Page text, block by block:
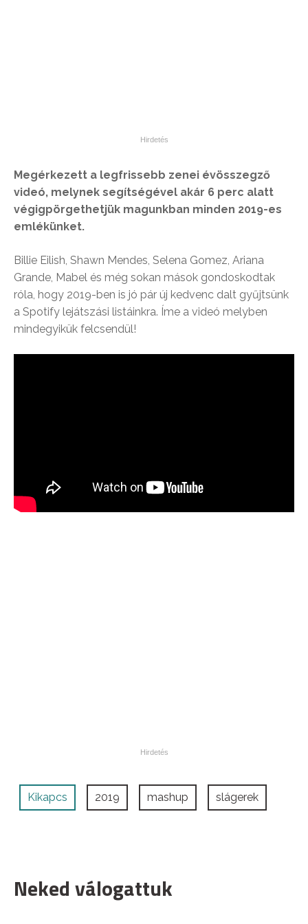
Megérkezett a legfrissebb zenei évösszegző
videó, melynek segítségével akár 6 perc alatt
végigpörgethetjük magunkban minden 2019-es
emlékünket.
Billie Eilish, Shawn Mendes, Selena Gomez, Ariana
Grande, Mabel és még sokan mások gondoskodtak
róla, hogy 2019-ben is jó pár új kedvenc dalt gyűjtsünk
a Spotify lejátszási listáinkra. Íme a videó melyben
mindegyikük felcsendül!
Kikapcs 2019 mashup slágerek
Neked válogattuk